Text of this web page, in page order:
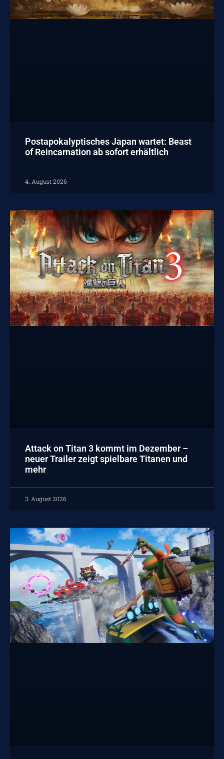
Postapokalyptisches Japan wartet: Beast
of Reincarnation ab sofort erhältlich
4. August 2026
Attack on Titan 3 kommt im Dezember –
neuer Trailer zeigt spielbare Titanen und
mehr
3. August 2026